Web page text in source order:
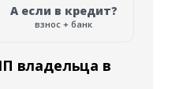
А если в кредит?
взнос + банк
владельца в